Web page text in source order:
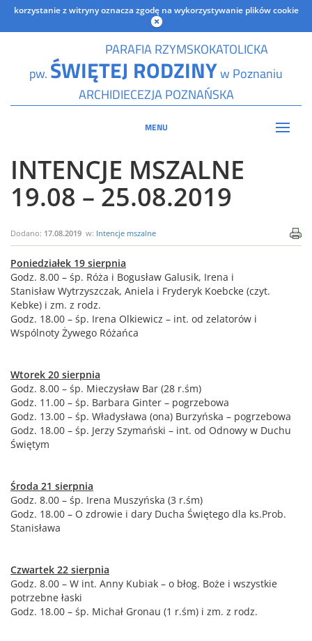
korzystanie z witryny oznacza zgodę na wykorzystywanie plików cookie
PARAFIA RZYMSKOKATOLICKA
pw. ŚWIĘTEJ RODZINYw Poznaniu
ARCHIDIECEZJA POZNAŃSKA
MENU
INTENCJE MSZALNE
19.08 – 25.08.2019
Dodano: 17.08.2019 w: Intencje mszalne
Poniedziałek 19 sierpnia
Godz. 8.00 – śp. Róża i Bogusław Galusik, Irena i
Stanisław Wytrzyszczak, Aniela i Fryderyk Koebcke (czyt.
Kebke) i zm. z rodz.
Godz. 18.00 – śp. Irena Olkiewicz – int. od zelatorów i
Wspólnoty Żywego Różańca
Wtorek 20 sierpnia
Godz. 8.00 – śp. Mieczysław Bar (28 r.śm)
Godz. 11.00 – śp. Barbara Ginter – pogrzebowa
Godz. 13.00 – śp. Władysława (ona) Burzyńska – pogrzebowa
Godz. 18.00 – śp. Jerzy Szymański – int. od Odnowy w Duchu
Świętym
Środa 21 sierpnia
Godz. 8.00 – śp. Irena Muszyńska (3 r.śm)
Godz. 18.00 – O zdrowie i dary Ducha Świętego dla ks.Prob.
Stanisława
Czwartek 22 sierpnia
Godz. 8.00 – W int. Anny Kubiak – o błog. Boże i wszystkie
potrzebne łaski
Godz. 18.00 – śp. Michał Gronau (1 r.śm) i zm. z rodz.